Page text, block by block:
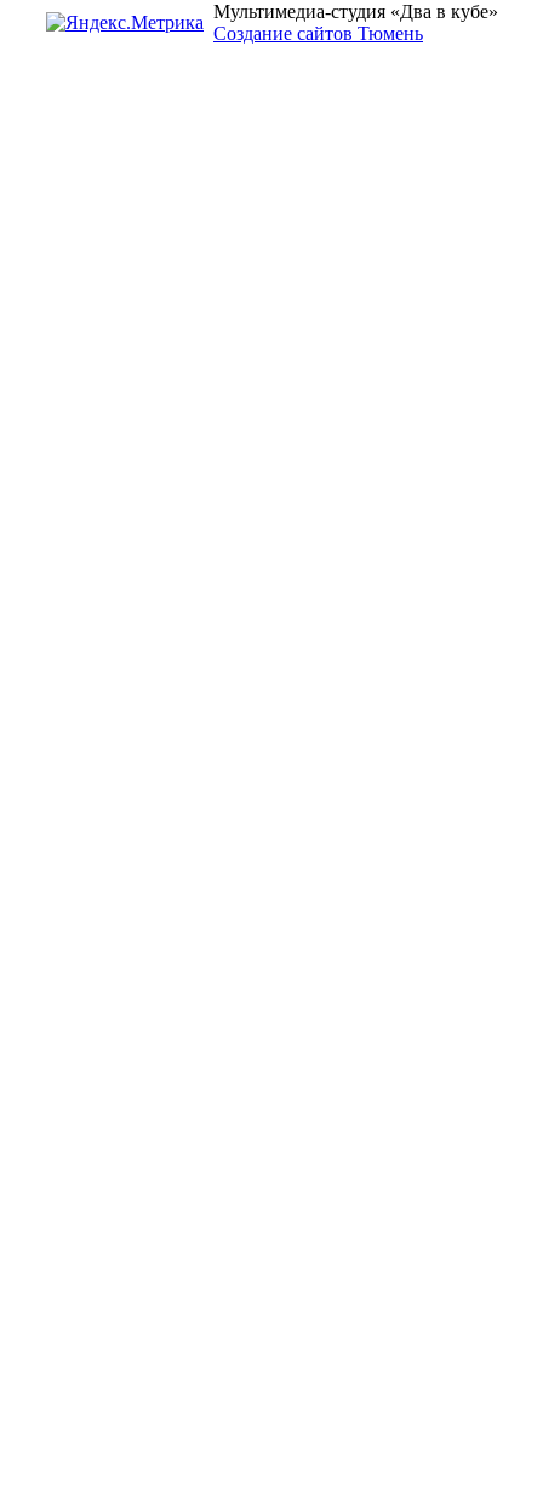
Мультимедиа-студия «Два в кубе»
Создание сайтов Тюмень